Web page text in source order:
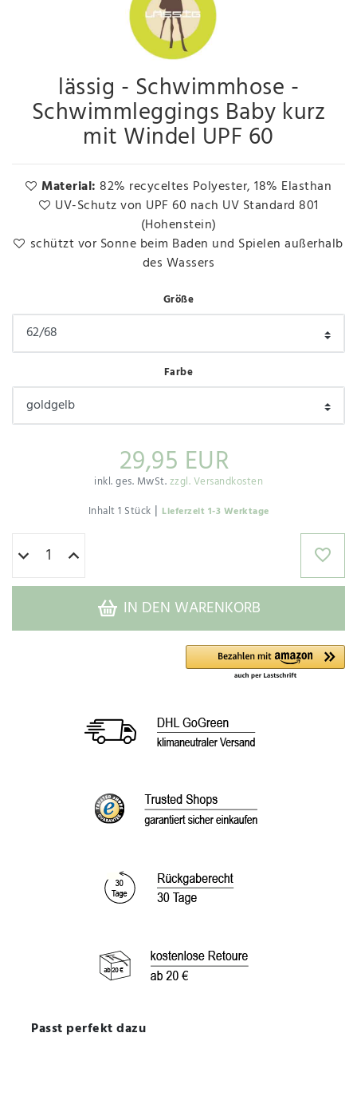
lässig - Schwimmhose -
Schwimmleggings Baby kurz
mit Windel UPF 60
Material:82% recyceltes Polyester, 18% Elasthan
UV-Schutz von UPF 60 nach UV Standard 801
(Hohenstein)
schützt vor Sonne beim Baden und Spielen außerhalb
des Wassers
Größe
Farbe
29,95 EUR
inkl. ges. MwSt.zzgl. Versandkosten
Inhalt1 Stück | Lieferzeit 1-3 Werktage
IN DEN WARENKORB
Passt perfekt dazu